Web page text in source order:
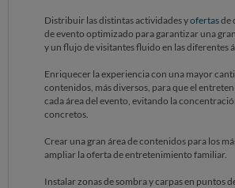
Distribuir las distintas actividades yofertasde
de evento optimizado para garantizar una
y un flujo de visitantes fluido en las diferentes
Enriquecer la experiencia con una mayor
contenidos, más diversos, para que el
cada área del evento, evitando la
concretos.
Crear una gran área de contenidos para los
ampliar la oferta de entretenimiento familiar.
Instalar zonas de sombra y carpas en puntos